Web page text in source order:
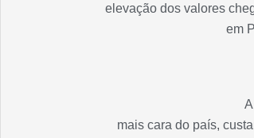
elevação dos valores
em
mais cara do país,